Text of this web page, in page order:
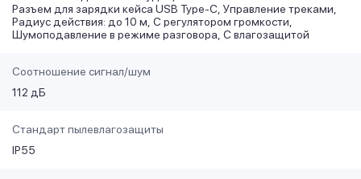
Разъем для зарядки кейса USB Type-C Управление треками
Радиус действия: до 10 м С регулятором громкости
Шумоподавление в режиме разговора С влагозащитой
Соотношение сигнал/шум
112 дБ
Стандарт пылевлагозащиты
IP55